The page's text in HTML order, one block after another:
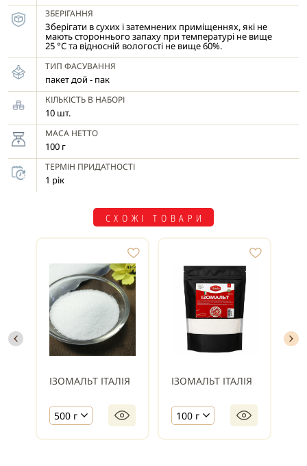
ЗБЕРІГАННЯ
Зберігати в сухих і затемнених приміщеннях, які не
мають стороннього запаху при температурі не вище
25 °С та відносній вологості не вище 60%.
ТИП ФАСУВАННЯ
пакет дой - пак
КІЛЬКІСТЬ В НАБОРІ
10 шт.
МАСА НЕТТО
100 г
ТЕРМІН ПРИДАТНОСТІ
1 рік
СХОЖІ ТОВАРИ
ІЗОМАЛЬТ ІТАЛІЯ
500 г
ІЗОМАЛЬТ ІТАЛІЯ
100 г